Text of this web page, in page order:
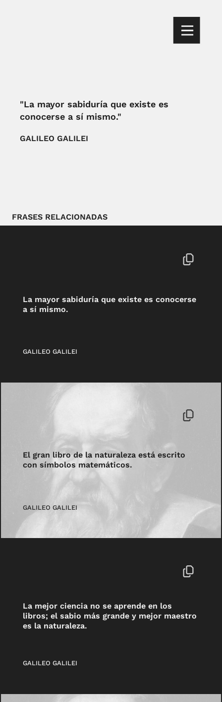
"La mayor sabiduría que existe es
conocerse a sí mismo."
GALILEO GALILEI
FRASES RELACIONADAS
La mayor sabiduría que existe es conocerse
a sí mismo.
GALILEO GALILEI
El gran libro de la naturaleza está escrito
con símbolos matemáticos.
GALILEO GALILEI
La mejor ciencia no se aprende en los
libros; el sabio más grande y mejor maestro
es la naturaleza.
GALILEO GALILEI